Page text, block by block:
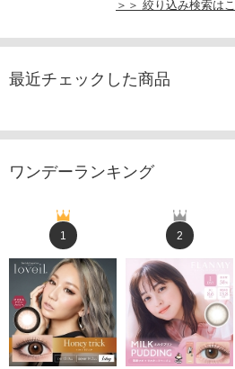
＞＞ 絞り込み検索は
最近チェックした商品
ワンデーランキング
1 2